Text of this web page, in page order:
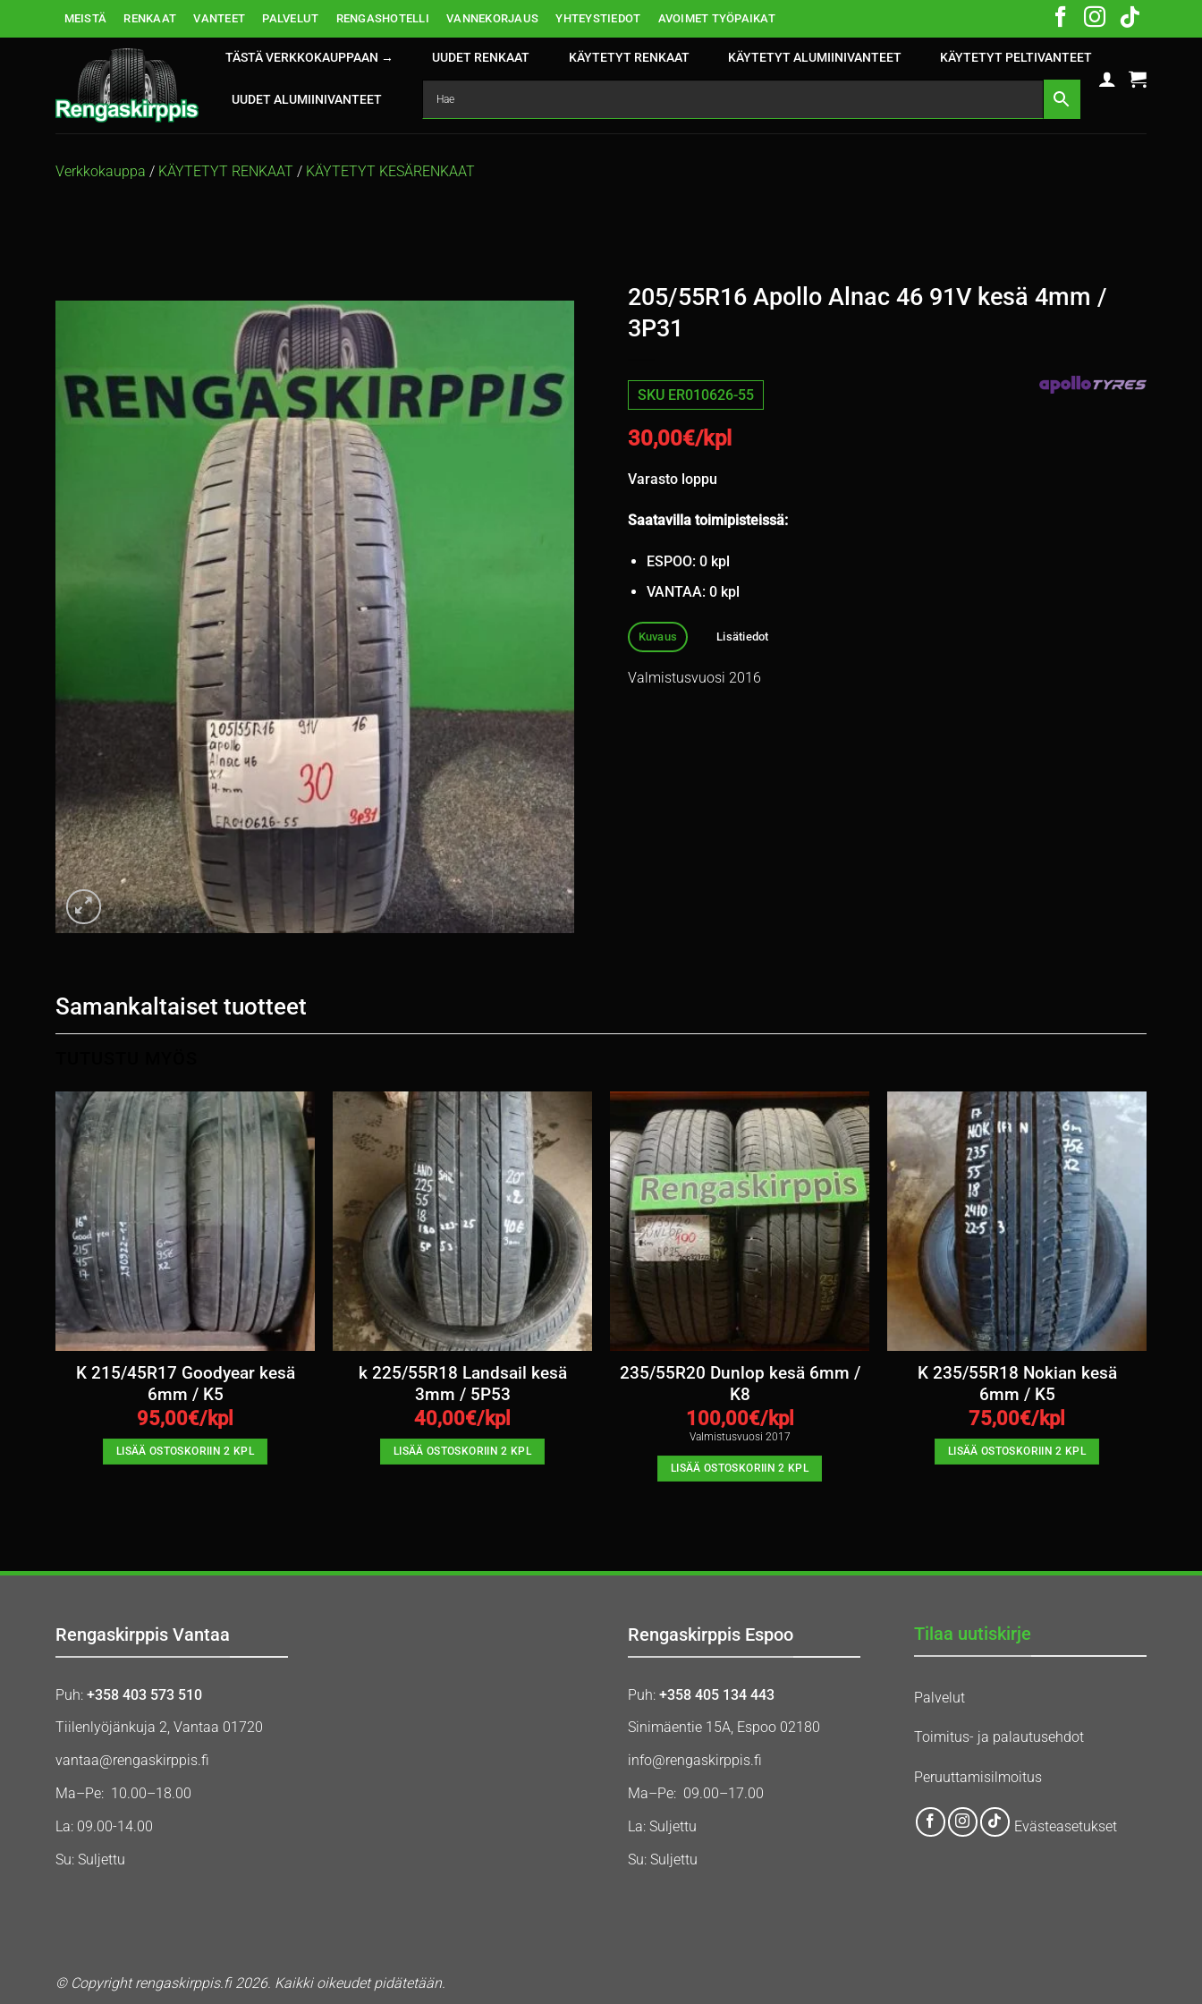
MEISTÄ RENKAAT VANTEET PALVELUT RENGASHOTELLI VANNEKORJAUS YHTEYSTIEDOT AVOIMET TYÖPAIKAT
TÄSTÄ VERKKOKAUPPAAN → UUDET RENKAAT KÄYTETYT RENKAAT KÄYTETYT ALUMIINIVANTEET KÄYTETYT PELTIVANTEET
UUDET ALUMIINIVANTEET
Verkkokauppa / KÄYTETYT RENKAAT / KÄYTETYT KESÄRENKAAT
205/55R16 Apollo Alnac 46 91V kesä 4mm /
3P31
SKU ER010626-55
30,00€/kpl
Varasto loppu
Saatavilla toimipisteissä:
ESPOO: 0 kpl
VANTAA: 0 kpl
Kuvaus Lisätiedot
Valmistusvuosi 2016
Samankaltaiset tuotteet
K 215/45R17 Goodyear kesä
6mm / K5
95,00€/kpl
LISÄÄ OSTOSKORIIN 2 KPL
k 225/55R18 Landsail kesä
3mm / 5P53
40,00€/kpl
LISÄÄ OSTOSKORIIN 2 KPL
235/55R20 Dunlop kesä 6mm /
K8
100,00€/kpl
Valmistusvuosi 2017
LISÄÄ OSTOSKORIIN 2 KPL
K 235/55R18 Nokian kesä
6mm / K5
75,00€/kpl
LISÄÄ OSTOSKORIIN 2 KPL
Rengaskirppis Vantaa
Puh: +358 403 573 510
Tiilenlyöjänkuja 2, Vantaa 01720
vantaa@rengaskirppis.fi
Ma–Pe: 10.00–18.00
La: 09.00-14.00
Su: Suljettu
Rengaskirppis Espoo
Puh: +358 405 134 443
Sinimäentie 15A, Espoo 02180
info@rengaskirppis.fi
Ma–Pe: 09.00–17.00
La: Suljettu
Su: Suljettu
Tilaa uutiskirje
Palvelut
Toimitus- ja palautusehdot
Peruuttamisilmoitus
Evästeasetukset
© Copyright rengaskirppis.fi 2026. Kaikki oikeudet pidätetään.